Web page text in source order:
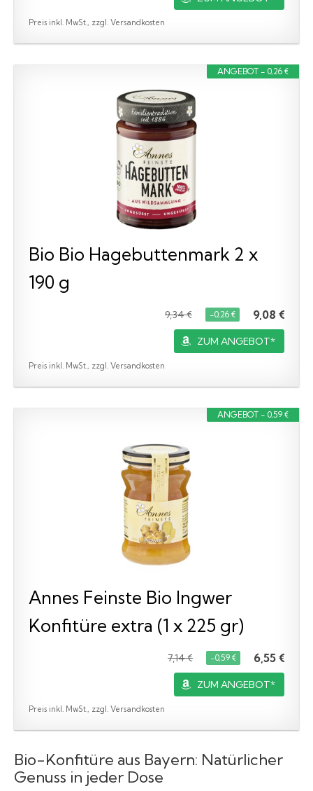
Preis inkl. MwSt., zzgl. Versandkosten
ANGEBOT - 0,26 €
Bio Bio Hagebuttenmark 2 x
190 g
9,34 € −0,26 € 9,08 €
ZUM ANGEBOT*
Preis inkl. MwSt., zzgl. Versandkosten
ANGEBOT - 0,59 €
Annes Feinste Bio Ingwer
Konfitüre extra (1 x 225 gr)
7,14 € −0,59 € 6,55 €
ZUM ANGEBOT*
Preis inkl. MwSt., zzgl. Versandkosten
Bio-Konfitüre aus Bayern: Natürlicher
Genuss in jeder Dose